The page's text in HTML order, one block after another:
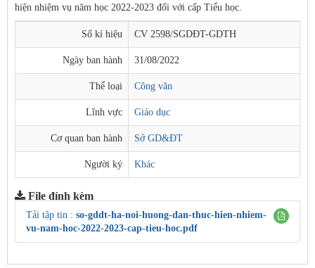
hiện nhiệm vụ năm học 2022-2023 đối với cấp Tiểu học.
Số kí hiệu CV 2598/SGDĐT-GDTH
Ngày ban hành 31/08/2022
Thể loại Công văn
Lĩnh vực Giáo dục
Cơ quan ban hành Sở GD&ĐT
Người ký Khác
File đính kèm
Tải tập tin : so-gddt-ha-noi-huong-dan-thuc-hien-nhiem-
vu-nam-hoc-2022-2023-cap-tieu-hoc.pdf